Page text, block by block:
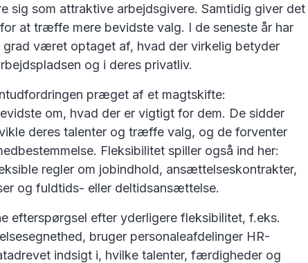
sig som attraktive arbejdsgivere. Samtidig giver det
at træffe mere bevidste valg. I de seneste år har
grad været optaget af, hvad der virkelig betyder
og i deres privatliv.
præget af et magtskifte:
om, hvad der er vigtigt for dem. De sidder
deres talenter og træffe valg, og de forventer
Fleksibilitet spiller også ind her:
regler om jobindhold, ansættelseskontrakter,
og fuldtids- eller deltidsansættelse.
efterspørgsel efter yderligere fleksibilitet, f.eks.
bruger personaleafdelinger HR-
indsigt i, hvilke talenter, færdigheder og